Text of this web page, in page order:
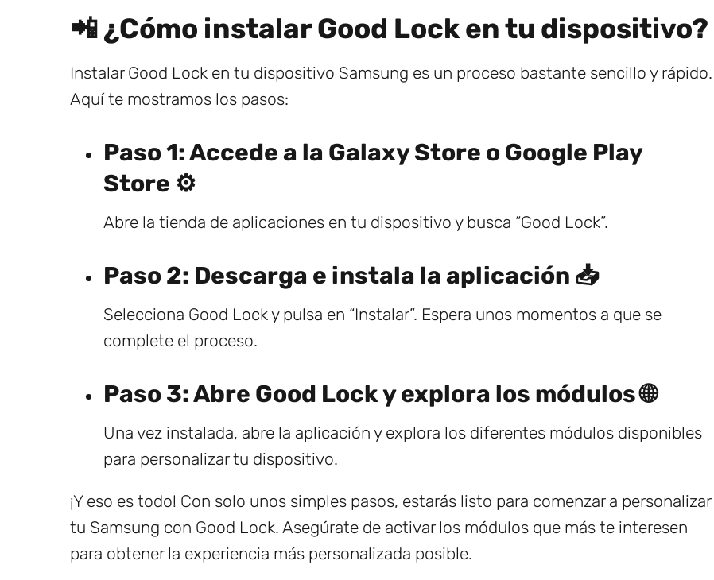
📲 ¿Cómo instalar Good Lock en tu dispositivo?
Instalar Good Lock en tu dispositivo Samsung es un proceso bastante sencillo y rápido.
Aquí te mostramos los pasos:
Paso 1: Accede a la Galaxy Store o Google Play
Store ⚙️
Abre la tienda de aplicaciones en tu dispositivo y busca “Good Lock”.
Paso 2: Descarga e instala la aplicación 📥
Selecciona Good Lock y pulsa en “Instalar”. Espera unos momentos a que se
complete el proceso.
Paso 3: Abre Good Lock y explora los módulos 🌐
Una vez instalada, abre la aplicación y explora los diferentes módulos disponibles
para personalizar tu dispositivo.
¡Y eso es todo! Con solo unos simples pasos, estarás listo para comenzar a personalizar
tu Samsung con Good Lock. Asegúrate de activar los módulos que más te interesen
para obtener la experiencia más personalizada posible.